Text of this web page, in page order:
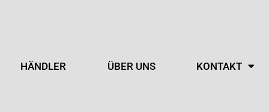
HÄNDLER ÜBER UNS KONTAKT